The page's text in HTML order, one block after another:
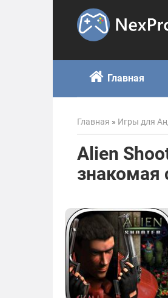
Главная
Главная » Игры для
Alien
знакомая